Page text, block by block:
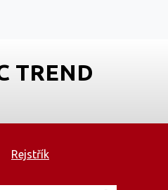
TREND
Rejstřík